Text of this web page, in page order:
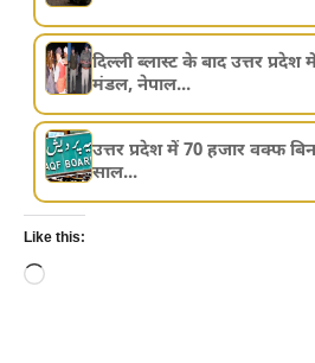
दिल्ली ब्लास्ट के बाद उत्तर
मंडल, नेपाल...
उत्तर प्रदेश में 70 हजार वक्फ
साल...
Like this:
Loading…